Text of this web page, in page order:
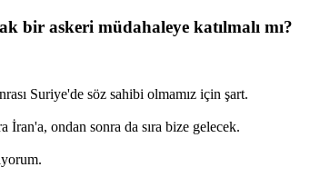
bir askeri müdahaleye katılmalı mı?
Suriye'de söz sahibi olmamız için şart.
İran'a, ondan sonra da sıra bize gelecek.